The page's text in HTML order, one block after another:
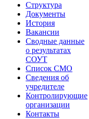
Структура
Документы
История
Вакансии
Сводные данные
о результатах
СОУТ
Список СМО
Сведения об
учредителе
Контролирующие
организации
Контакты